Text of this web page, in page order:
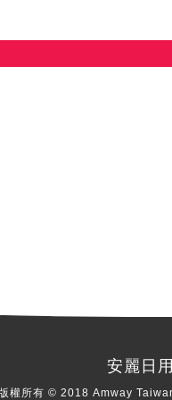
安麗日
權所有 © 2018 Amway